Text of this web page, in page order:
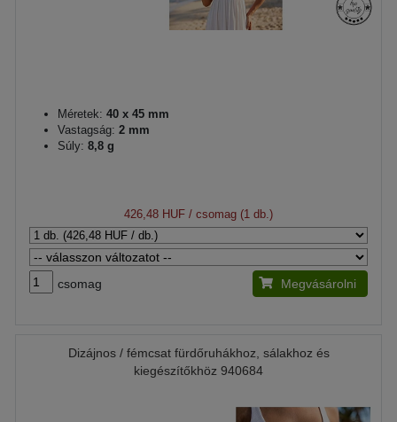
Méretek: 40 x 45 mm
Vastagság: 2 mm
Súly: 8,8 g
426,48 HUF / csomag (1 db.)
csomag Megvásárolni
Dizájnos / fémcsat fürdőruhákhoz, sálakhoz és
kiegészítőkhöz 940684